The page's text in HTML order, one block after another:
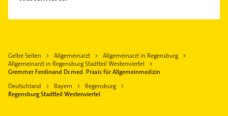
Ostenviertel
Donaustauf
Bad Abbach
Wenzenbach
Heizungsfirmen
Zahnarzt
Elektroinstallation
Heizungsbauer
Heizungsfirmen
Zahnarzt
Immobilien
Gelbe Seiten Allgemeinarzt
Allgemeinarzt in Regensburg
Allgemeinarzt in Regensburg Stadtteil Westenviertel
Gremmer Ferdinand Dr.med. Praxis für Allgemeinmedizin
Deutschland
Bayern
Regensburg
Regensburg Stadtteil Westenviertel